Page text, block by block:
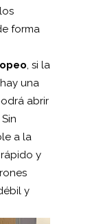
forma
, si la
una
abrir
a la
y
y